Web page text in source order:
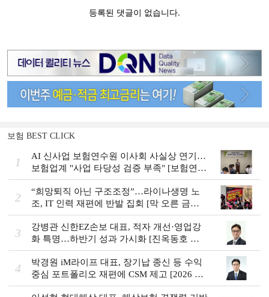
보험 BEST CLICK
1
AI 신사업 보험연수원 이사회 사실상 연기…
보험업계 "사업 타당성 검증 부족" [보험연수
원 AI사업 논란]
2
“희망퇴직 아닌 구조조정”…라이나생명 노
조, IT 인력 재편에 반발 집회 [막 오른 금융
권 하투(夏鬪)]
3
강병관 신한EZ손보 대표, 적자 개선·영업강
화 특명…하반기 성과 가시화 [진옥동호 신
한금융, 부스트업 점검]
4
박경원 iM라이프 대표, 장기납 종신 등 수익
중심 포트폴리오 재편에 CSM 제고 [2026 금
융사 상반기 실적]